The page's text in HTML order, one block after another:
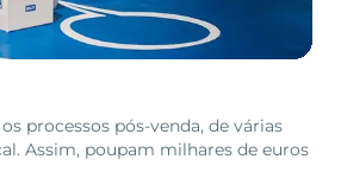
processos pós-venda, de várias
Assim, poupam milhares de euros